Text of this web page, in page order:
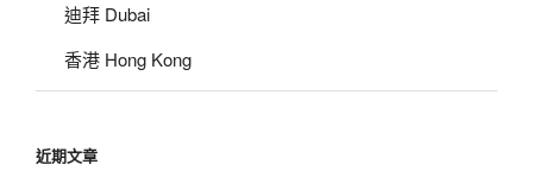
迪拜 Dubai
香港 Hong Kong
近期文章